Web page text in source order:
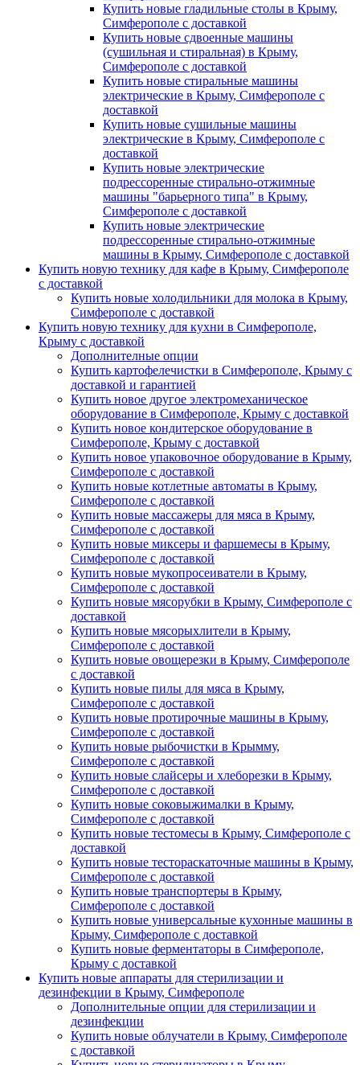
Купить новые гладильные столы в Крыму,
Симферополе с доставкой
Купить новые сдвоенные машины
(сушильная и стиральная) в Крыму,
Симферополе с доставкой
Купить новые стиральные машины
электрические в Крыму, Симферополе с
доставкой
Купить новые сушильные машины
электрические в Крыму, Симферополе с
доставкой
Купить новые электрические
подрессоренные стирально-отжимные
машины "барьерного типа" в Крыму,
Симферополе с доставкой
Купить новые электрические
подрессоренные стирально-отжимные
машины в Крыму, Симферополе с доставкой
Купить новую технику для кафе в Крыму, Симферополе
с доставкой
Купить новые холодильники для молока в Крыму,
Симферополе с доставкой
Купить новую технику для кухни в Симферополе,
Крыму с доставкой
Дополнителные опции
Купить картофелечистки в Симферополе, Крыму с
доставкой и гарантией
Купить новое другое электромеханическое
оборудование в Симферополе, Крыму с доставкой
Купить новое кондитерское оборудование в
Симферополе, Крыму с доставкой
Купить новое упаковочное оборудование в Крыму,
Симферополе с доставкой
Купить новые котлетные автоматы в Крыму,
Симферополе с доставкой
Купить новые массажеры для мяса в Крыму,
Симферополе с доставкой
Купить новые миксеры и фаршемесы в Крыму,
Симферополе с доставкой
Купить новые мукопросеиватели в Крыму,
Симферополе с доставкой
Купить новые мясорубки в Крыму, Симферополе с
доставкой
Купить новые мясорыхлители в Крыму,
Симферополе с доставкой
Купить новые овощерезки в Крыму, Симферополе
с доставкой
Купить новые пилы для мяса в Крыму,
Симферополе с доставкой
Купить новые протирочные машины в Крыму,
Симферополе с доставкой
Купить новые рыбочистки в Крымму,
Симферополе с доставкой
Купить новые слайсеры и хлеборезки в Крыму,
Симферополе с доставкой
Купить новые соковыжималки в Крыму,
Симферополе с доставкой
Купить новые тестомесы в Крыму, Симферополе с
доставкой
Купить новые тестораскаточные машины в Крыму,
Симферополе с доставкой
Купить новые транспортеры в Крыму,
Симферополе с доставкой
Купить новые универсальные кухонные машины в
Крыму, Симферополе с доставкой
Купить новые ферментаторы в Симферополе,
Крыму с доставкой
Купить новые аппараты для стерилизации и
дезинфекции в Крыму, Симферополе
Дополнительные опции для стерилизации и
дезинфекции
Купить новые облучатели в Крыму, Симферополе
с доставкой